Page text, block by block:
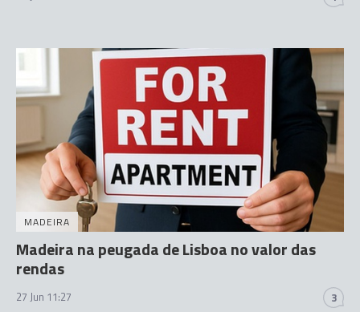
MADEIRA
Madeira na peugada de Lisboa no valor das
rendas
27 Jun 11:27 3